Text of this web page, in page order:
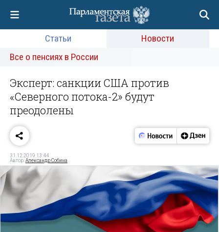
Статьи
Новости
Все о пенсиях в России
Эксперт: санкции США против
«Северного потока-2» будут
преодолены
31.12.2019 13:44
Автор:Александр Собина